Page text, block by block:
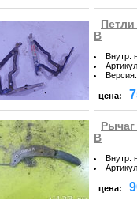
B
Внутр.
Артикул
Версия:
цена:
B
Внутр.
Артикул
цена: